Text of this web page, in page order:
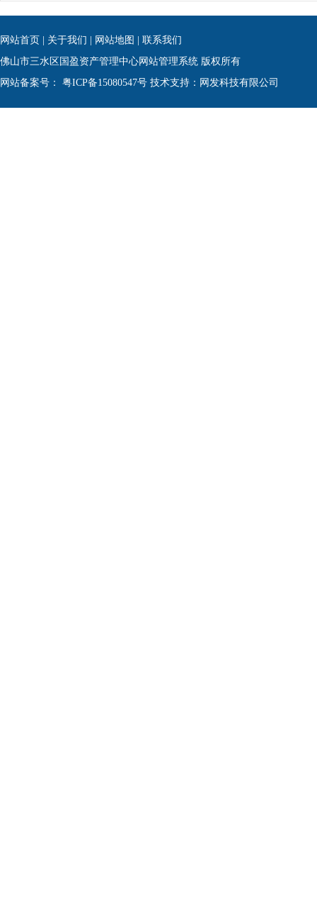
网站首页 关于我们 网站地图
联系我们
佛山市三水区国盈资产管理中心网站管理系统 版权所有
网站备案号： 粤ICP备15080547号 技术支持：网发科技有限公司